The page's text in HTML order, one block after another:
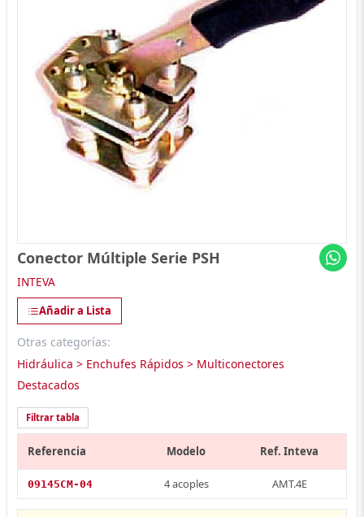
Conector Múltiple Serie PSH
INTEVA
Añadir a Lista
Otras categorías:
Hidráulica > Enchufes Rápidos > Multiconectores
Destacados
Filtrar tabla
Referencia Modelo Ref. Inteva
09145CM-04 4 acoples AMT.4E